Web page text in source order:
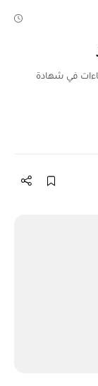
سحب استدعاءات في شهادة